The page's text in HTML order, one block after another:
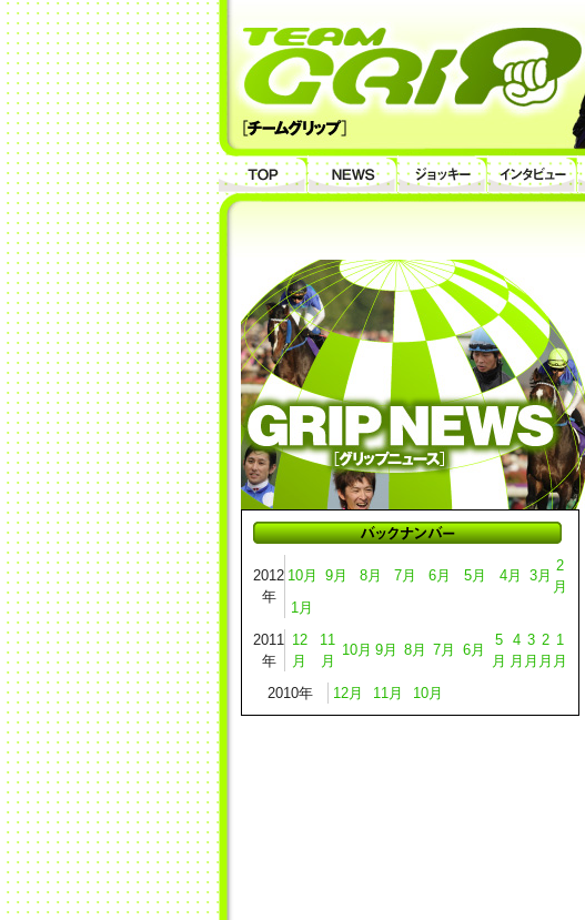
2012
年
10月 9月 8月 7月 6月 5月 4月 3月
2
月
1月
2011
年
12
月
11
月
10月 9月 8月 7月 6月
5
月
4
月
3
月
2
月
1
月
2010年
12月 11月 10月